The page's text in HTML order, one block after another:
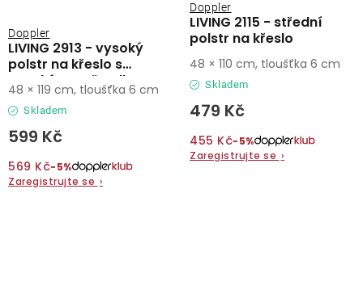
LIVING 2913 - vysoký
polstr na křeslo s
vysokým opěradlem
Doppler
Skladem
599 Kč
569 Kč−5%
Zaregistrujte se ›
48 × 119 cm, tloušťka 6 cm
LIVING 2115 - střední
polstr na křeslo
Doppler
Skladem
479 Kč
455 Kč−5%
Zaregistrujte se ›
48 × 110 cm, tloušťka 6 cm